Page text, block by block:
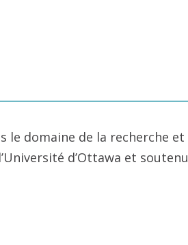
le domaine de la recherche et
d’Ottawa et soutenu